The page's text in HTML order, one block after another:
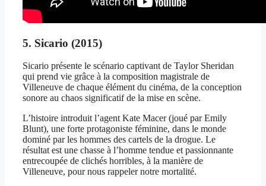
5. Sicario (2015)
Sicario présente le scénario captivant de Taylor Sheridan
qui prend vie grâce à la composition magistrale de
Villeneuve de chaque élément du cinéma, de la conception
sonore au chaos significatif de la mise en scène.
L’histoire introduit l’agent Kate Macer (joué par Emily
Blunt), une forte protagoniste féminine, dans le monde
dominé par les hommes des cartels de la drogue. Le
résultat est une chasse à l’homme tendue et passionnante
entrecoupée de clichés horribles, à la manière de
Villeneuve, pour nous rappeler notre mortalité.